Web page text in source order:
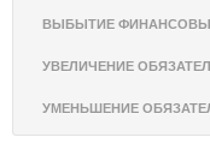
ВЫБЫТИЕ
УВЕЛИЧЕНИЕ
УМЕНЬШЕНИЕ